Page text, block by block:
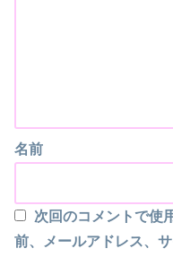
名前
次回のコメントで使
前、メールアドレス、サ